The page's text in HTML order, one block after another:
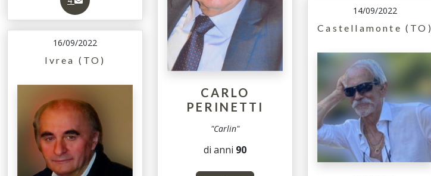
16/09/2022
Ivrea (TO)
CARLO
PERINETTI
"Carlin"
di anni 90
14/09/2022
Castellamonte (TO)